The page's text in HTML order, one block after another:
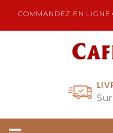
COMMANDEZ EN